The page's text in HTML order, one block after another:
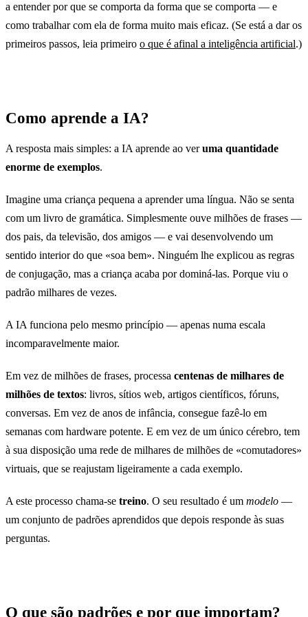
a entender por que se comporta da forma que se comporta — e
como trabalhar com ela de forma muito mais eficaz. (Se está a dar os
primeiros passos, leia primeiro o que é afinal a inteligência artificial.)
Como aprende a IA?
A resposta mais simples: a IA aprende ao veruma quantidade
enorme de exemplos.
Imagine uma criança pequena a aprender uma língua. Não se senta
com um livro de gramática. Simplesmente ouve milhões de frases —
dos pais, da televisão, dos amigos — e vai desenvolvendo um
sentido interior do que «soa bem». Ninguém lhe explicou as regras
de conjugação, mas a criança acaba por dominá-las. Porque viu o
padrão milhares de vezes.
A IA funciona pelo mesmo princípio — apenas numa escala
incomparavelmente maior.
Em vez de milhões de frases, processa centenas de milhares de
milhões de textos: livros, sítios web, artigos científicos, fóruns,
conversas. Em vez de anos de infância, consegue fazê-lo em
semanas com hardware potente. E em vez de um único cérebro, tem
à sua disposição uma rede de milhares de milhões de «comutadores»
virtuais, que se reajustam ligeiramente a cada exemplo.
A este processo chama-se treino. O seu resultado é um modelo —
um conjunto de padrões aprendidos que depois responde às suas
perguntas.
O que são padrões e por que importam?